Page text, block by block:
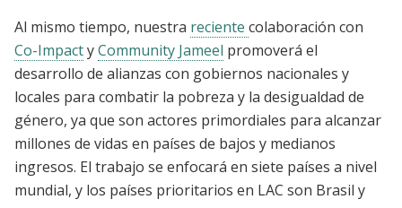
Al mismo tiempo, nuestra reciente colaboración con
Co-ImpactyCommunity Jameel promoverá el
desarrollo de alianzas con gobiernos nacionales y
locales para combatir la pobreza y la desigualdad de
género, ya que son actores primordiales para alcanzar
millones de vidas en países de bajos y medianos
ingresos. El trabajo se enfocará en siete países a nivel
mundial, y los países prioritarios en LAC son Brasil y